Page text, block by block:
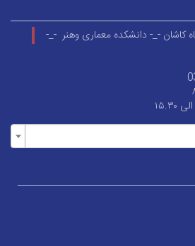
کاشان -_- دانشکده معماری وهنر -_-